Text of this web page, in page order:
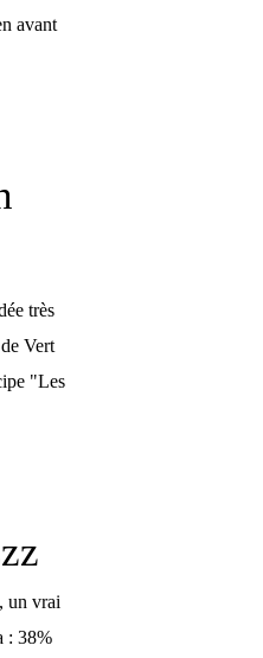
avant
très
Vert
"Les
un vrai
: 38%